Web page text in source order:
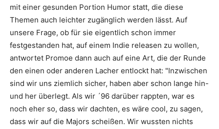
mit einer gesunden Portion Humor statt, die diese
Themen auch leichter zugänglich werden lässt. Auf
unsere Frage, ob für sie eigentlich schon immer
festgestanden hat, auf einem Indie releasen zu wollen,
antwortet Promoe dann auch auf eine Art, die der Runde
den einen oder anderen Lacher entlockt hat: "Inzwischen
sind wir uns ziemlich sicher, haben aber schon lange hin-
und her überlegt. Als wir ´96 darüber rappten, war es
noch eher so, dass wir dachten, es wäre cool, zu sagen,
dass wir auf die Majors scheißen. Wir wussten nichts